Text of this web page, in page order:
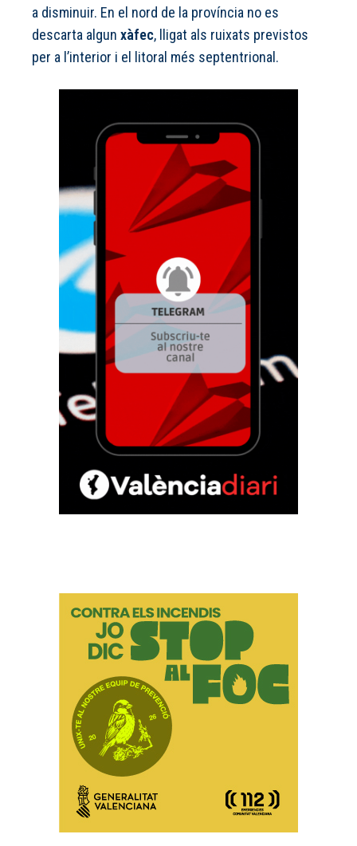
a disminuir. En el nord de la província no es
descarta algun xàfec, lligat als ruixats previstos
per a l’interior i el litoral més septentrional.